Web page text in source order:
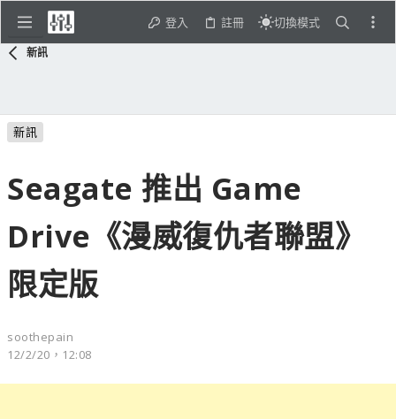
登入 註冊 切換模式
新訊
新訊
Seagate 推出 Game
Drive《漫威復仇者聯盟》
限定版
soothepain
12/2/20，12:08